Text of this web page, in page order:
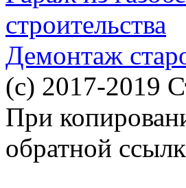
строительства
Демонтаж
(c) 2017-2019
При
обратной